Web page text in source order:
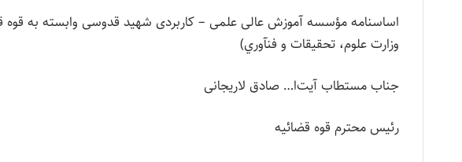
وزارت علوم، تحقيقات و فنآوري)
جناب مستطاب آیت‌ا… صادق لاریجانی
رئیس محترم قوه قضائیه